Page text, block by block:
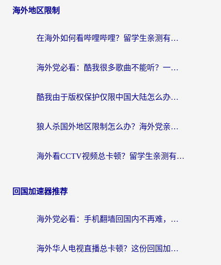
海外地区限制
在海外如何看哔哩哔哩？留学生亲测有效的回国加速指南
海外党必看：酷我很多歌曲不能听？一招解决优酷版权限制+B站地域问题！
酷我由于版权保护仅限中国大陆怎么办？海外党亲测有效的解锁指南
狼人杀国外地区限制怎么办？海外党亲测有效的全场景回国加速指南
海外看CCTV视频总卡顿？留学生亲测有效的回国加速器选择指南
回国加速器推荐
海外党必看：手机翻墙回国内不再难，一篇搞定无缝访问国内资源指南
海外华人电视直播总卡顿？这份回国加速器选择指南帮你无缝看国内资源